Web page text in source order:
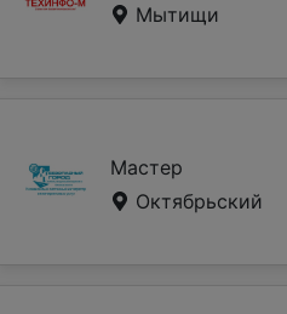
Мытищи
Мастер
Октябрьский